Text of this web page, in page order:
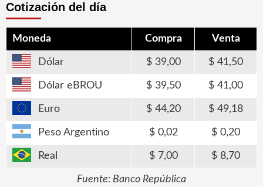
Cotización del día
Moneda Compra Venta
Dólar 39,00 41,50
Dólar eBROU 39,50 41,00
Euro 44,20 49,18
Peso Argentino 0,02 0,20
Real 7,00 8,70
Fuente: Banco República